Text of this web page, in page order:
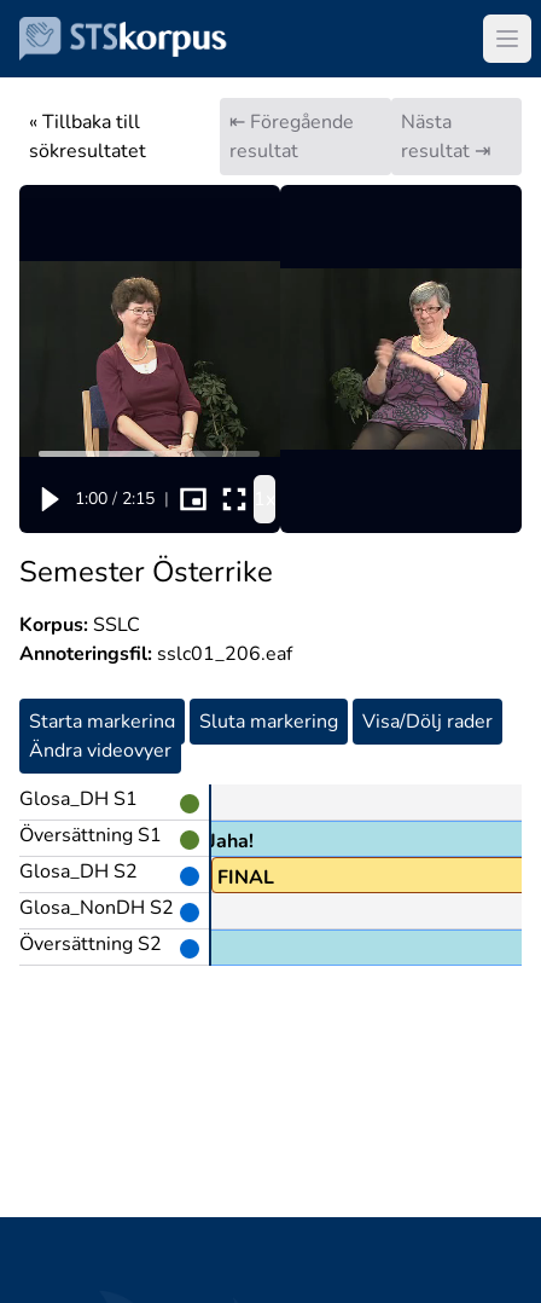
« Tillbaka till
sökresultatet
⇤ Föregående
resultat
Nästa
resultat ⇥
1:00 / 2:15 |
Semester Österrike
Korpus:SSLC
Annoteringsfil: sslc01_206.eaf
Starta markering Sluta markering
Visa/Dölj rader
Ändra videovyer
Glosa_DH S1
Översättning S1
Glosa_DH S2
Glosa_NonDH S2
Översättning S2
Jaha!
FINAL